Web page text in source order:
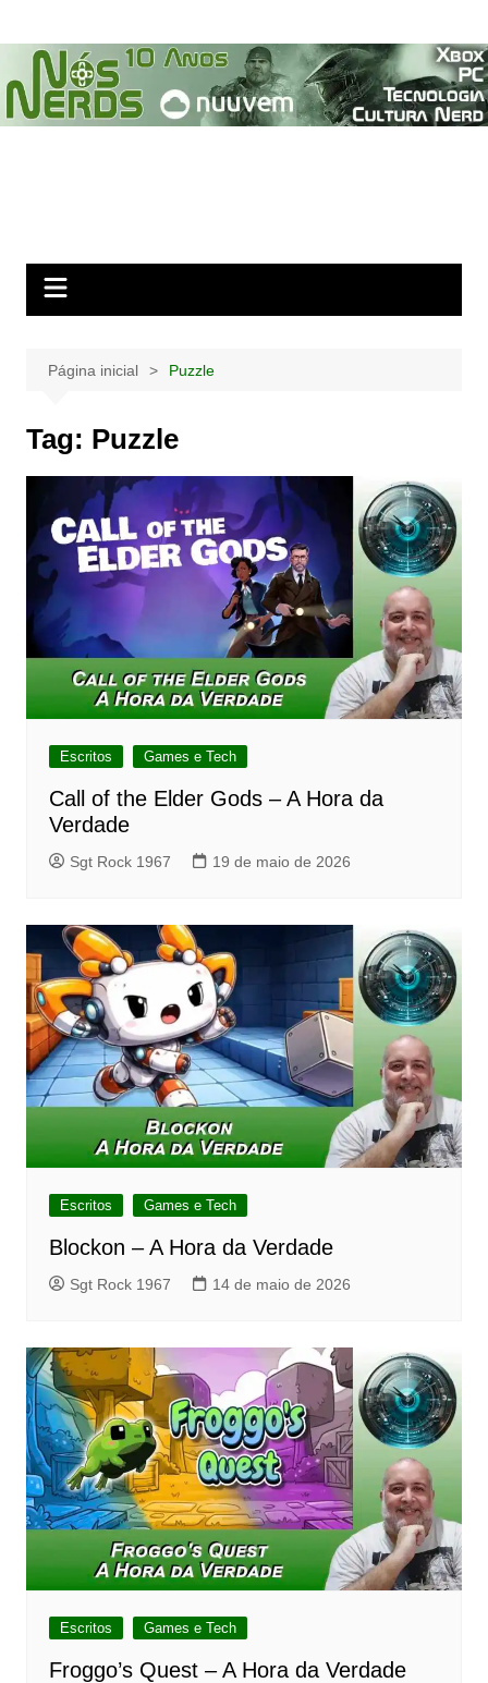
para
conteúdo
Página inicial Puzzle
Tag: Puzzle
Escritos Games e Tech
Call of the Elder Gods – A Hora da
Verdade
Sgt Rock 1967 19 de maio de 2026
Escritos Games e Tech
Blockon – A Hora da Verdade
Sgt Rock 1967 14 de maio de 2026
Escritos Games e Tech
Froggo’s Quest – A Hora da Verdade